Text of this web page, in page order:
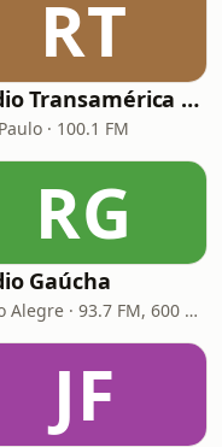
RT
Rádio Transamérica (TMC)
· 100.1 FM
RG
Gaúcha
Porto Alegre · 93.7 FM, 600 AM
JF